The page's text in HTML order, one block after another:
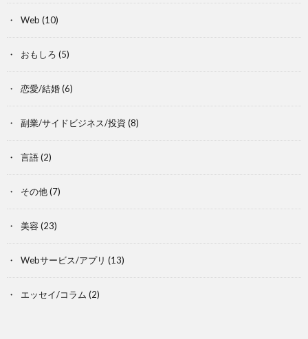
Web (10)
おもしろ (5)
恋愛/結婚(6)
副業/サイドビジネス/投資 (8)
言語(2)
その他(7)
美容 (23)
Webサービス/アプリ (13)
エッセイ/コラム (2)